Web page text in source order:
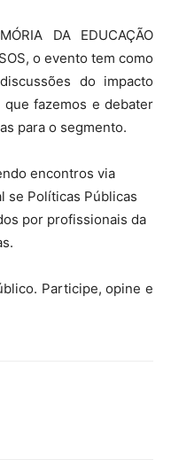
DA EDUCAÇÃO
o evento tem como
do impacto
fazemos e debater
para o segmento.
encontros via
se Políticas Públicas
por profissionais da
Participe, opine e